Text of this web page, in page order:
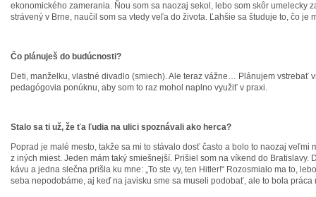
ekonomického zamerania. Ňou som sa naozaj sekol, lebo som skôr umelecky
strávený v Brne, naučil som sa vtedy veľa do života. Ľahšie sa študuje to, čo je
Čo plánuješ do budúcnosti?
Deti, manželku, vlastné divadlo (smiech). Ale teraz vážne… Plánujem vstrebať
pedagógovia ponúknu, aby som to raz mohol naplno využiť v praxi.
Stalo sa ti už, že ťa ľudia na ulici spoznávali ako herca?
Poprad je malé mesto, takže sa mi to stávalo dosť často a bolo to naozaj veľmi
z iných miest. Jeden mám taký smiešnejší. Prišiel som na víkend do Bratislavy.
kávu a jedna slečna prišla ku mne: „To ste vy, ten Hitler!“ Rozosmialo ma to,
seba nepodobáme, aj keď na javisku sme sa museli podobať, ale to bola práca